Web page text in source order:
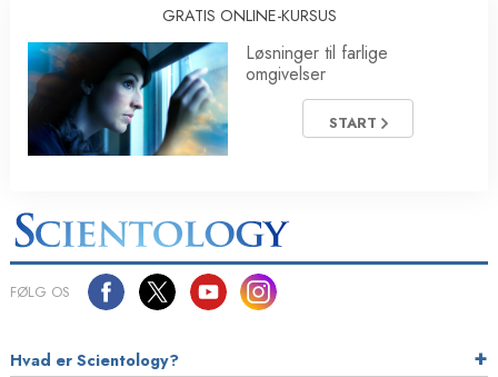
GRATIS ONLINE-KURSUS
Løsninger til farlige
omgivelser
START
FØLG OS
Hvad er Scientology?